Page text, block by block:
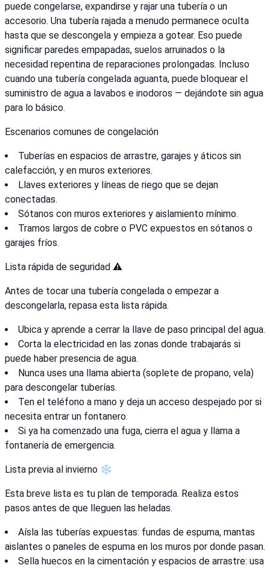
puede congelarse, expandirse y rajar una tubería o un
accesorio. Una tubería rajada a menudo permanece oculta
hasta que se descongela y empieza a gotear. Eso puede
significar paredes empapadas, suelos arruinados o la
necesidad repentina de reparaciones prolongadas. Incluso
cuando una tubería congelada aguanta, puede bloquear el
suministro de agua a lavabos e inodoros — dejándote sin agua
para lo básico.
Escenarios comunes de congelación
Tuberías en espacios de arrastre, garajes y áticos sin
calefacción, y en muros exteriores.
Llaves exteriores y líneas de riego que se dejan
conectadas.
Sótanos con muros exteriores y aislamiento mínimo.
Tramos largos de cobre o PVC expuestos en sótanos o
garajes fríos.
Lista rápida de seguridad ⚠️
Antes de tocar una tubería congelada o empezar a
descongelarla, repasa esta lista rápida.
Ubica y aprende a cerrar la llave de paso principal del agua.
Corta la electricidad en las zonas donde trabajarás si
puede haber presencia de agua.
Nunca uses una llama abierta (soplete de propano, vela)
para descongelar tuberías.
Ten el teléfono a mano y deja un acceso despejado por si
necesita entrar un fontanero.
Si ya ha comenzado una fuga, cierra el agua y llama a
fontanería de emergencia.
Lista previa al invierno ❄️
Esta breve lista es tu plan de temporada. Realiza estos
pasos antes de que lleguen las heladas.
Aísla las tuberías expuestas: fundas de espuma, mantas
aislantes o paneles de espuma en los muros por donde pasan.
Sella huecos en la cimentación y espacios de arrastre: usa